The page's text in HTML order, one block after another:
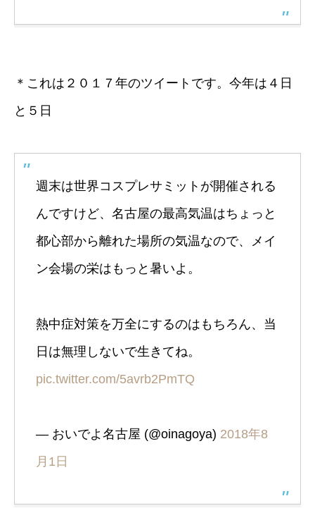
＊これは２０１７年のツイートです。今年は４日
と５日
週末は世界コスプレサミットが開催される
んですけど、名古屋の最高気温はちょっと
都心部から離れた場所の気温なので、メイ
ン会場の栄はもっと暑いよ。
熱中症対策を万全にするのはもちろん、当
日は無理しないで生きてね。
pic.twitter.com/5avrb2PmTQ
— おいでよ名古屋 (@oinagoya) 2018年8
月1日